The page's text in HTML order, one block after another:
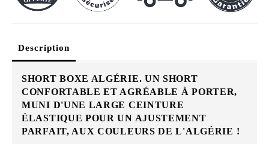
Description
SHORT BOXE ALGÉRIE. UN SHORT
CONFORTABLE ET AGRÉABLE À PORTER,
MUNI D'UNE LARGE CEINTURE
ÉLASTIQUE POUR UN AJUSTEMENT
PARFAIT, AUX COULEURS DE L'ALGÉRIE !